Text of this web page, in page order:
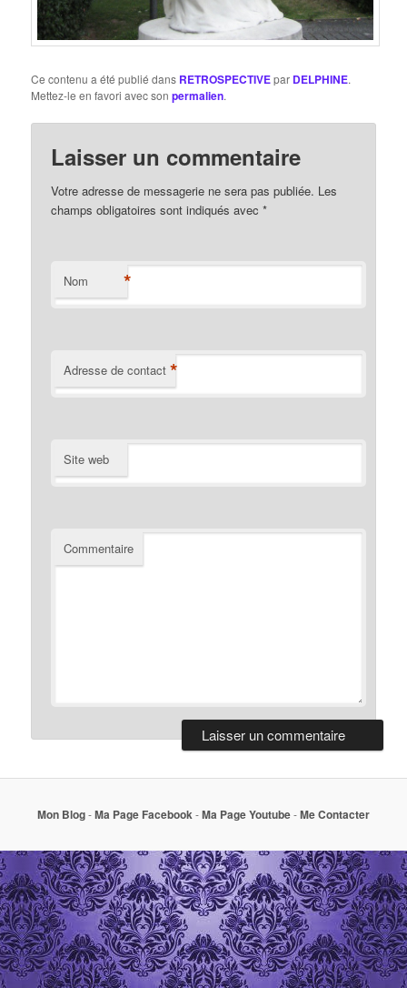
Ce contenu a été publié dans RETROSPECTIVEpar DELPHINE.
Mettez-le en favori avec sonpermalien.
Laisser un commentaire
Votre adresse de messagerie ne sera pas publiée. Les
champs obligatoires sont indiqués avec*
Nom *
Adresse de contact *
Site web
Commentaire
Mon Blog-Ma Page Facebook-Ma Page Youtube-Me Contacter